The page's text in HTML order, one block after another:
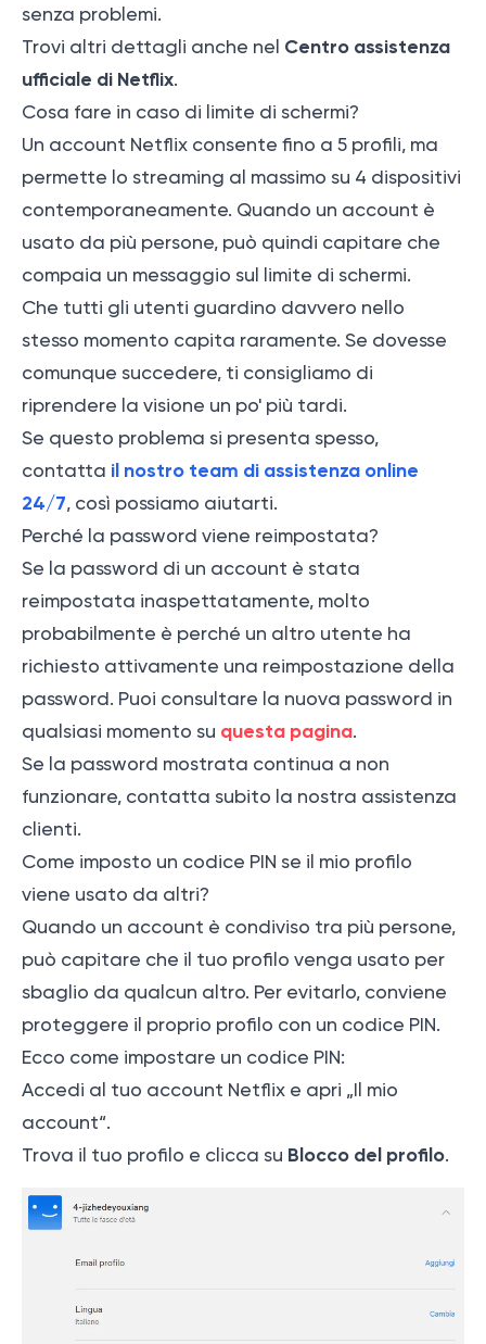
senza problemi.
Trovi altri dettagli anche nel Centro assistenza
ufficiale di Netflix.
Cosa fare in caso di limite di schermi?
Un account Netflix consente fino a 5 profili, ma
permette lo streaming al massimo su 4 dispositivi
contemporaneamente. Quando un account è
usato da più persone, può quindi capitare che
compaia un messaggio sul limite di schermi.
Che tutti gli utenti guardino davvero nello
stesso momento capita raramente. Se dovesse
comunque succedere, ti consigliamo di
riprendere la visione un po' più tardi.
Se questo problema si presenta spesso,
contatta il nostro team di assistenza online
24/7, così possiamo aiutarti.
Perché la password viene reimpostata?
Se la password di un account è stata
reimpostata inaspettatamente, molto
probabilmente è perché un altro utente ha
richiesto attivamente una reimpostazione della
password. Puoi consultare la nuova password in
qualsiasi momento su questa pagina.
Se la password mostrata continua a non
funzionare, contatta subito la nostra assistenza
clienti.
Come imposto un codice PIN se il mio profilo
viene usato da altri?
Quando un account è condiviso tra più persone,
può capitare che il tuo profilo venga usato per
sbaglio da qualcun altro. Per evitarlo, conviene
proteggere il proprio profilo con un codice PIN.
Ecco come impostare un codice PIN:
Accedi al tuo account Netflix e apri „Il mio
account“.
Trova il tuo profilo e clicca su Blocco del profilo.